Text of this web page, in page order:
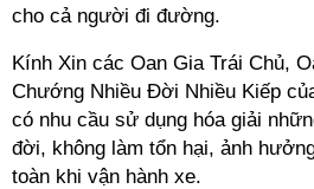
cho cả người đi đường.
Kính Xin các Oan Gia Trái Chủ,
Chướng Nhiều Đời Nhiều Kiếp
có nhu cầu sử dụng hóa giải
đời, không làm tổn hại, ảnh
toàn khi vận hành xe.